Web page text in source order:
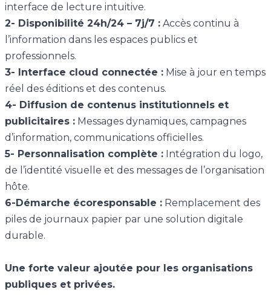
interface de lecture intuitive.
2- Disponibilité 24h/24 – 7j/7 : Accès continu à
l’information dans les espaces publics et
professionnels.
3- Interface cloud connectée : Mise à jour en temps
réel des éditions et des contenus.
4- Diffusion de contenus institutionnels et
publicitaires : Messages dynamiques, campagnes
d’information, communications officielles.
5- Personnalisation complète : Intégration du logo,
de l’identité visuelle et des messages de l’organisation
hôte.
6-Démarche écoresponsable : Remplacement des
piles de journaux papier par une solution digitale
durable.
Une forte valeur ajoutée pour les organisations
publiques et privées.